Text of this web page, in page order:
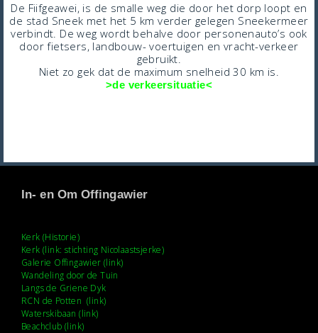
De Fiifgeawei, is de smalle weg die door het dorp loopt en
de stad Sneek met het 5 km verder gelegen Sneekermeer
verbindt. De weg wordt behalve door personenauto’s ook
door fietsers, landbouw- voertuigen en vracht-verkeer
gebruikt.
Niet zo gek dat de maximum snelheid 30 km is.
>de verkeersituatie<
In- en Om Offingawier
Kerk (Historie)
Kerk (link: stichting Nicolaastsjerke)
Galerie Offingawier (link)
Wandeling door de Tuin
Langs de Griene Dyk
RCN de Potten (link)
Waterskibaan (link)
Beachclub (link)